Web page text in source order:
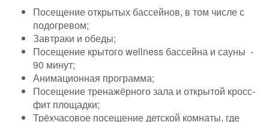
Посещение открытых бассейнов, в том числе с
подогревом;
Завтраки и обеды;
Посещение крытого wellness бассейна и сауны -
90 минут;
Анимационная программа;
Посещение тренажёрного зала и открытой кросс-
фит площадки;
Трёхчасовое посещение детской комнаты, где